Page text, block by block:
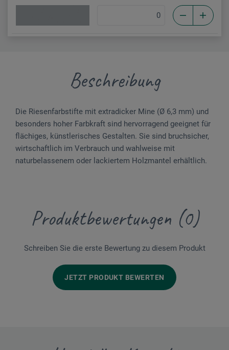
Beschreibung
Die Riesenfarbstifte mit extradicker Mine (Ø 6,3 mm) und
besonders hoher Farbkraft sind hervorragend geeignet für
flächiges, künstlerisches Gestalten. Sie sind bruchsicher,
wirtschaftlich im Verbrauch und wahlweise mit
naturbelassenem oder lackiertem Holzmantel erhältlich.
Produktbewertungen (0)
Schreiben Sie die erste Bewertung zu diesem Produkt
JETZT PRODUKT BEWERTEN